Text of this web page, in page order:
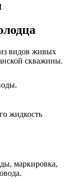
видов живых
скважины.
жидкость
маркировка,